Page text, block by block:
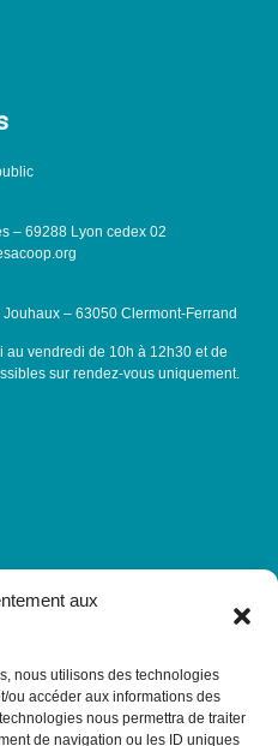
aux
nous utilisons des technologies
ou accéder aux informations des
nous permettra de traiter
de navigation ou les ID uniques
– 69288 Lyon cedex 02
– 63050 Clermont-Ferrand
au vendredi de 10h à 12h30 et de
sur rendez-vous uniquement.